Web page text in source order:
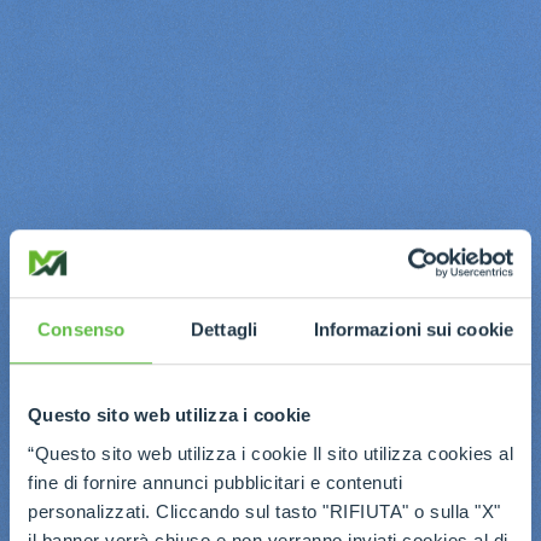
Consenso Dettagli Informazioni sui cookie
Questo sito web utilizza i cookie
“Questo sito web utilizza i cookie Il sito utilizza cookies al
fine di fornire annunci pubblicitari e contenuti
personalizzati. Cliccando sul tasto "RIFIUTA" o sulla "X"